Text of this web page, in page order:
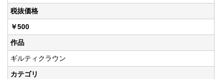
税抜価格
￥500
作品
ギルティクラウン
カテゴリ